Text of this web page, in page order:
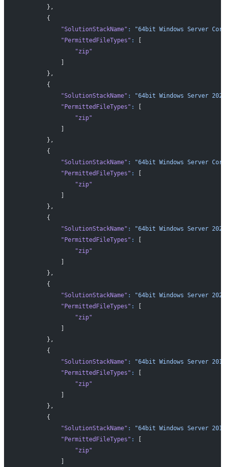
        },
        {
            "SolutionStackName"
:
"64bit Windows Server
            "PermittedFileTypes"
:
[
                "zip"
            ]
        },
        {
            "SolutionStackName"
:
"64bit Windows Server
            "PermittedFileTypes"
:
[
                "zip"
            ]
        },
        {
            "SolutionStackName"
:
"64bit Windows Server
            "PermittedFileTypes"
:
[
                "zip"
            ]
        },
        {
            "SolutionStackName"
:
"64bit Windows Server
            "PermittedFileTypes"
:
[
                "zip"
            ]
        },
        {
            "SolutionStackName"
:
"64bit Windows Server
            "PermittedFileTypes"
:
[
                "zip"
            ]
        },
        {
            "SolutionStackName"
:
"64bit Windows Server
            "PermittedFileTypes"
:
[
                "zip"
            ]
        },
        {
            "SolutionStackName"
:
"64bit Windows Server
            "PermittedFileTypes"
:
[
                "zip"
            ]